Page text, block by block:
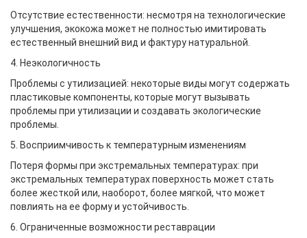
Отсутствие естественности: несмотря на технологические
улучшения, экокожа может не полностью имитировать
естественный внешний вид и фактуру натуральной.
4. Неэкологичность
Проблемы с утилизацией: некоторые виды могут содержать
пластиковые компоненты, которые могут вызывать
проблемы при утилизации и создавать экологические
проблемы.
5. Восприимчивость к температурным изменениям
Потеря формы при экстремальных температурах: при
экстремальных температурах поверхность может стать
более жесткой или, наоборот, более мягкой, что может
повлиять на ее форму и устойчивость.
6. Ограниченные возможности реставрации